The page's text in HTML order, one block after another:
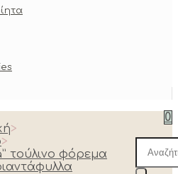
0
search
>
>
τούλινο φόρεμα